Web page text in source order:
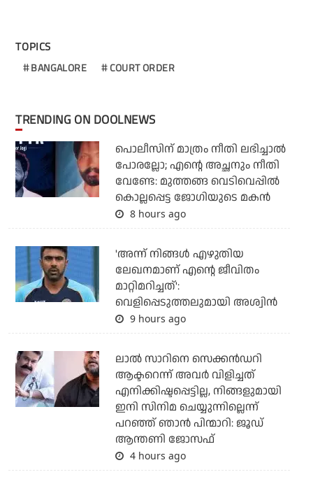
TOPICS
BANGALORE COURT ORDER
TRENDING ON DOOLNEWS
പൊലീസിന് മാത്രം നീതി ലഭിച്ചാല്‍
പോരല്ലോ; എന്റെ അച്ഛനും നീതി
വേണ്ടേ: മുത്തങ്ങ വെടിവെപ്പില്‍
കൊല്ലപ്പെട്ട ജോഗിയുടെ മകന്‍
8 hours ago
'അന്ന് നിങ്ങള്‍ എഴുതിയ
ലേഖനമാണ് എന്റെ ജീവിതം
മാറ്റിമറിച്ചത്':
വെളിപ്പെടുത്തലുമായി അശ്വിന്‍
9 hours ago
ലാല്‍ സാറിനെ സെക്കന്‍ഡറി
ആക്ടറെന്ന് അവര്‍ വിളിച്ചത്
എനിക്കിഷ്ടപ്പെട്ടില്ല, നിങ്ങളുമായി
ഇനി സിനിമ ചെയ്യുന്നില്ലെന്ന്
പറഞ്ഞ് ഞാന്‍ പിന്മാറി: ജൂഡ്
ആന്തണി ജോസഫ്
4 hours ago